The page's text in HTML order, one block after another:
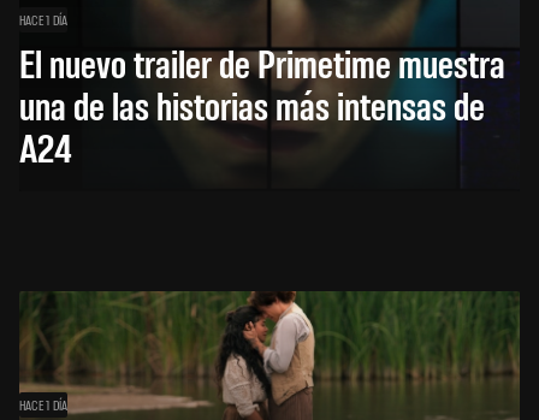
HACE 1 DÍA
El nuevo trailer de Primetime muestra
una de las historias más intensas de
A24
HACE 1 DÍA